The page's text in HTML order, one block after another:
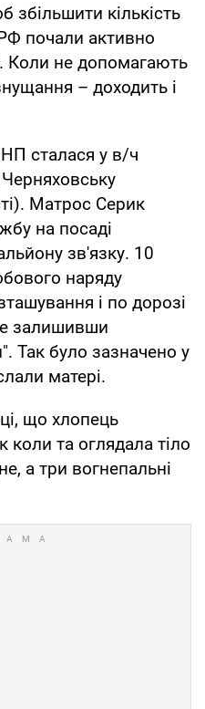
кількість
почали активно
Коли не допомагають
– доходить і
НП сталася у в/ч
Матрос Серик
на посаді
зв'язку. 10
наряду
і по дорозі
залишивши
Так було зазначено у
матері.
що хлопець
та оглядала тіло
а три вогнепальні